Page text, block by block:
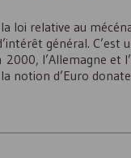
loi relative au
général.
l’Allemagne et
notion d’Euro